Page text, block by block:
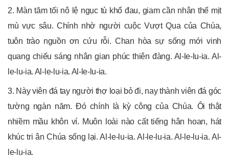
2. Màn tăm tối nô lệ ngục tù khổ đau, giam cần nhân thế mịt
mù vực sâu. Chính nhờ người cuộc Vượt Qua của Chúa,
tuôn trào nguồn ơn cứu rỗi. Chan hòa sự sống mới vinh
quang chiếu sáng nhân gian phúc thiên đàng. Al-le-lu-ia. Al-
le-lu-ia. Al-le-lu-ia. Al-le-lu-ia.
3. Này viên đá tay người thợ loại bỏ đi, nay thành viên đá góc
tường ngàn năm. Đó chính là kỳ công của Chúa. Ôi thật
nhiềm mầu khôn ví. Muôn loài nào cất tiếng hân hoan, hát
khúc tri ân Chúa sống lại. Al-le-lu-ia. Al-le-lu-ia. Al-le-lu-ia. Al-
le-lu-ia.